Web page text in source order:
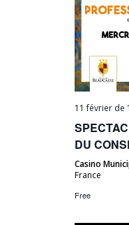
11 février de
DU
Casino
France
Free